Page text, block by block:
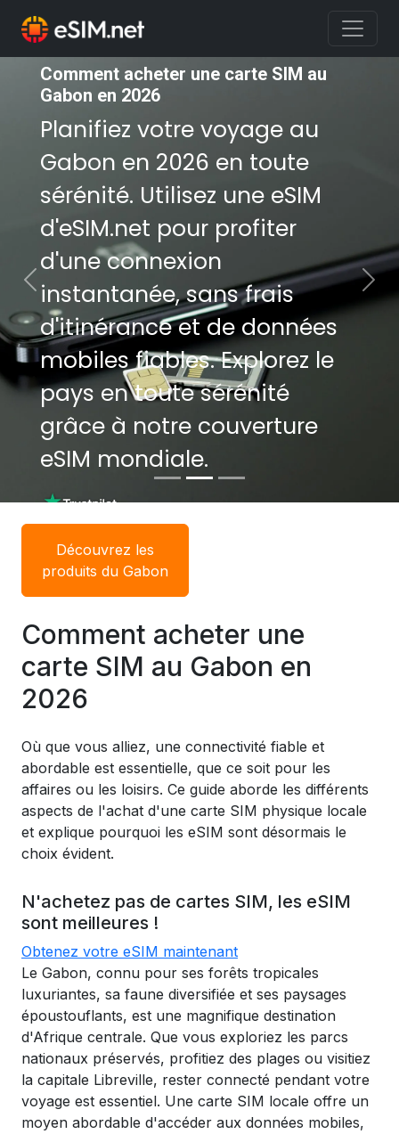
Comment acheter une carte SIM au
Gabon en 2026
Planifiez votre voyage au
Gabon en 2026 en toute
sérénité. Utilisez une eSIM
d'eSIM.net pour profiter
d'une connexion
instantanée, sans frais
d'itinérance et de données
mobiles fiables. Explorez le
pays en toute sérénité
grâce à notre couverture
eSIM mondiale.
Comment acheter une carte SIM au
Gabon en 2026
Planifiez votre voyage au
Gabon en 2026 en toute
sérénité. Utilisez une eSIM
d'eSIM.net pour profiter
d'une connexion
instantanée, sans frais
d'itinérance et de données
mobiles fiables. Explorez le
pays en toute sérénité
grâce à notre couverture
eSIM mondiale.
Previous Next
Découvrez les
produits du Gabon
Comment acheter une
carte SIM au Gabon en
2026
Où que vous alliez, une connectivité fiable et
abordable est essentielle, que ce soit pour les
affaires ou les loisirs. Ce guide aborde les différents
aspects de l'achat d'une carte SIM physique locale
et explique pourquoi les eSIM sont désormais le
choix évident.
N'achetez pas de cartes SIM, les eSIM
sont meilleures !
Obtenez votre eSIM maintenant
Le Gabon, connu pour ses forêts tropicales
luxuriantes, sa faune diversifiée et ses paysages
époustouflants, est une magnifique destination
d'Afrique centrale. Que vous exploriez les parcs
nationaux préservés, profitiez des plages ou visitiez
la capitale Libreville, rester connecté pendant votre
voyage est essentiel. Une carte SIM locale offre un
moyen abordable d'accéder aux données mobiles,